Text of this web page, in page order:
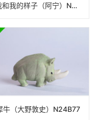
我和我的样子（阿宁）N22A354_18
牛（大野敦史）N24B77